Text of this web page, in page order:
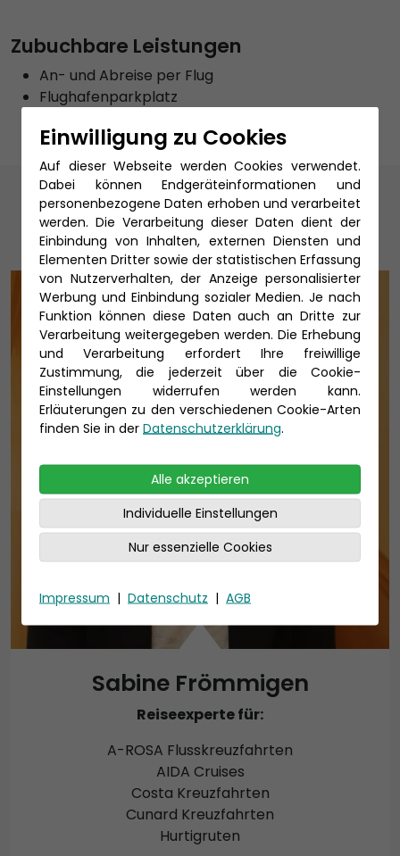
Zubuchbare Leistungen
An- und Abreise per Flug
Flughafenparkplatz
Unsere Reiseexperten
Sabine Frömmigen
Reiseexperte für:
A-ROSA Flusskreuzfahrten
AIDA Cruises
Costa Kreuzfahrten
Cunard Kreuzfahrten
Hurtigruten
Einwilligung zu Cookies
Auf dieser Webseite werden Cookies verwendet.
Dabei können Endgeräteinformationen und
personenbezogene Daten erhoben und verarbeitet
werden. Die Verarbeitung dieser Daten dient der
Einbindung von Inhalten, externen Diensten und
Elementen Dritter sowie der statistischen Erfassung
von Nutzerverhalten, der Anzeige personalisierter
Werbung und Einbindung sozialer Medien. Je nach
Funktion können diese Daten auch an Dritte zur
Verarbeitung weitergegeben werden. Die Erhebung
und Verarbeitung erfordert Ihre freiwillige
Zustimmung, die jederzeit über die Cookie-
Einstellungen widerrufen werden kann.
Erläuterungen zu den verschiedenen Cookie-Arten
finden Sie in der Datenschutzerklärung.
Alle akzeptieren
Individuelle Einstellungen
Nur essenzielle Cookies
Impressum | Datenschutz | AGB